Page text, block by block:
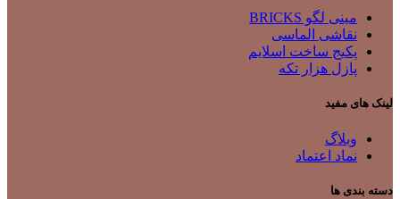
مینی لگو BRICKS
نقاشی الماسی
پکیج ساخت اسلایم
پازل هزار تکه
لینک های مفید
وبلاگ
نماد اعتماد
دسته بندی ها